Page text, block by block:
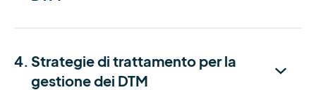
4. Strategie di trattamento per la
gestione dei DTM